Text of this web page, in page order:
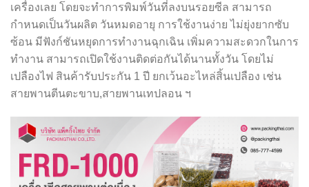
เครื่องเลย โดยจะทำการพิมพ์วันที่ลงบนรอยซีล สามารถ
กำหนดเป็นวันผลิต วันหมดอายุ การใช้งานง่าย ไม่ยุ่งยากซับ
ซ้อน มีฟังก์ชันหยุดการทำงานฉุกเฉิน เพิ่มความสะดวกในการ
ทำงาน สามารถเปิดใช้งานติดต่อกันได้นานทั้งวัน โดยไม่
เปลืองไฟ สินค้ารับประกัน 1 ปี ยกเว้นอะไหล่สิ้นเปลือง เช่น
สายพานตีนตะขาบ,สายพานเทปลอน ฯ